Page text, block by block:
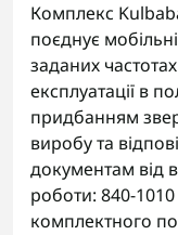
Комплекс
поєднує
заданих
експлуатації в
придбанням
виробу та
документам від
роботи: 840-
комплектного